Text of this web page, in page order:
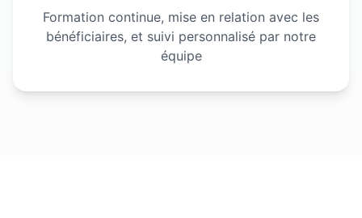
Formation continue, mise en relation avec les
bénéficiaires, et suivi personnalisé par notre
équipe